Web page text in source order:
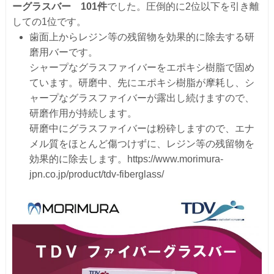
ーグラスバー 101件でした。圧倒的に2位以下を引き離
しての1位です。
歯面上からレジン等の残留物を効果的に除去する研
磨用バーです。
シャープなグラスファイバーをエポキシ樹脂で固め
ています。研磨中、先にエポキシ樹脂が摩耗し、シ
ャープなグラスファイバーが露出し続けますので、
研磨作用が持続します。
研磨中にグラスファイバーは粉砕しますので、エナ
メル質をほとんど傷つけずに、レジン等の残留物を
効果的に除去します。https://www.morimura-
jpn.co.jp/product/tdv-fiberglass/